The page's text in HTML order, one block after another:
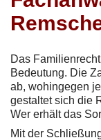
Das
Bedeutung. Die
ab, wohingegen
gestaltet sich die
Wer erhält das
Mit der